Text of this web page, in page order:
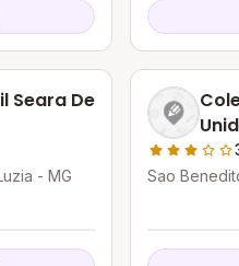
Seara De
- MG
Sao